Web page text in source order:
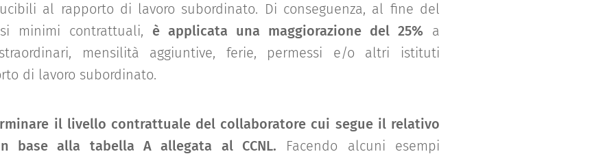
al rapporto di lavoro subordinato. Di conseguenza, al fine del
minimi contrattuali, è applicata una maggiorazione del 25% a
mensilità aggiuntive, ferie, permessi e/o altri istituti
di lavoro subordinato.
il livello contrattuale del collaboratore cui segue il relativo
base alla tabella A allegata al CCNL. Facendo alcuni esempi